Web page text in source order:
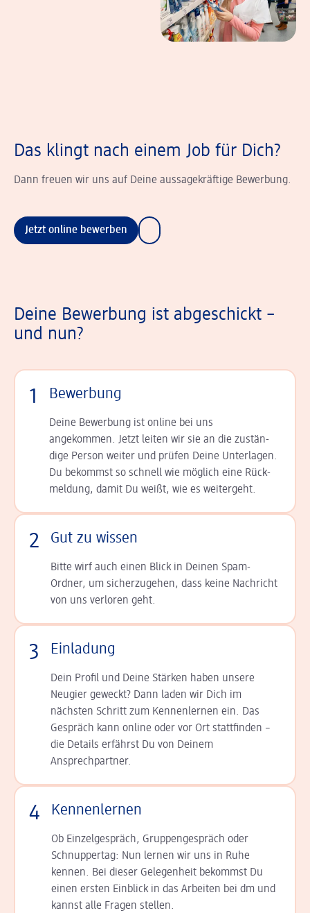
Das klingt nach einem Job für Dich?
Dann freuen wir uns auf Deine aussagekräftige Bewerbung.
Jetzt online bewerben
Deine Bewerbung ist abgeschickt –
und nun?
1 Bewerbung
Deine Bewerbung ist online bei uns
angekommen. Jetzt leiten wir sie an die zu­stän­
dige Person weiter und prüfen Deine Unterlagen.
Du bekommst so schnell wie möglich eine Rück­
meldung, damit Du weißt, wie es weitergeht.
2 Gut zu wissen
Bitte wirf auch einen Blick in Deinen Spam-
Ordner, um sicherzugehen, dass keine Nachricht
von uns verloren geht.
3 Einladung
Dein Profil und Deine Stär­ken haben unsere
Neugier geweckt? Dann laden wir Dich im
nächsten Schritt zum Kennen­lernen ein. Das
Gespräch kann online oder vor Ort statt­finden –
die Details er­fährst Du von Deinem
Ansprechpartner.
4 Kennenlernen
Ob Einzelgespräch, Grup­pen­gespräch oder
Schnup­per­tag: Nun lernen wir uns in Ruhe
kennen. Bei dieser Gelegenheit bekommst Du
einen ersten Einblick in das Arbeiten bei dm und
kannst alle Fragen stellen.